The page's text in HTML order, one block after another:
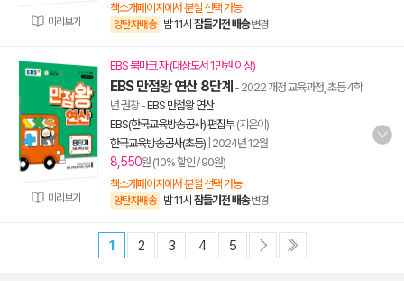
미리보기
책소개페이지에서 분철 선택 가능
양탄자배송 밤 11시 잠들기전 배송 변경
미리보기
EBS 북마크 자 (대상도서 1만원 이상)
EBS 만점왕 연산 8단계 - 2022 개정 교육과정, 초등 4학
년 권장-EBS 만점왕 연산
EBS(한국교육방송공사) 편집부(지은이)
한국교육방송공사(초등) 2024년 12월
8,550원 (10% 할인 / 90원)
책소개페이지에서 분철 선택 가능
양탄자배송 밤 11시 잠들기전 배송 변경
1 2 3 4 5